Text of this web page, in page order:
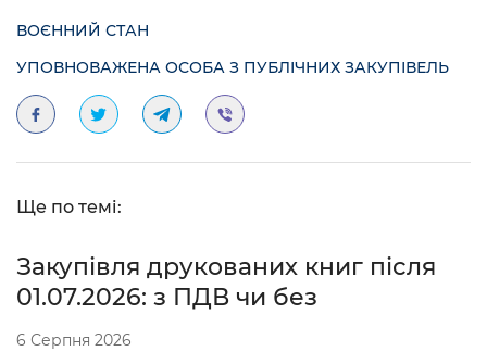
ВОЄННИЙ СТАН
УПОВНОВАЖЕНА ОСОБА З ПУБЛІЧНИХ ЗАКУПІВЕЛЬ
Ще по темі:
Закупівля друкованих книг після
01.07.2026: з ПДВ чи без
6 Серпня 2026